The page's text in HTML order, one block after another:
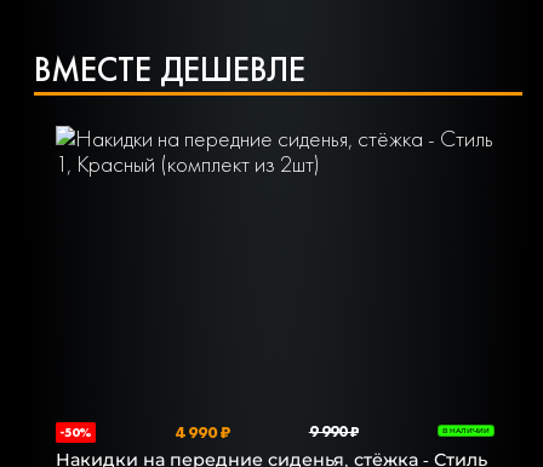
ВМЕСТЕ ДЕШЕВЛЕ
-50% 4 990 ₽ 9 990 ₽ В НАЛИЧИИ
Накидки на передние сиденья, стёжка - Стиль